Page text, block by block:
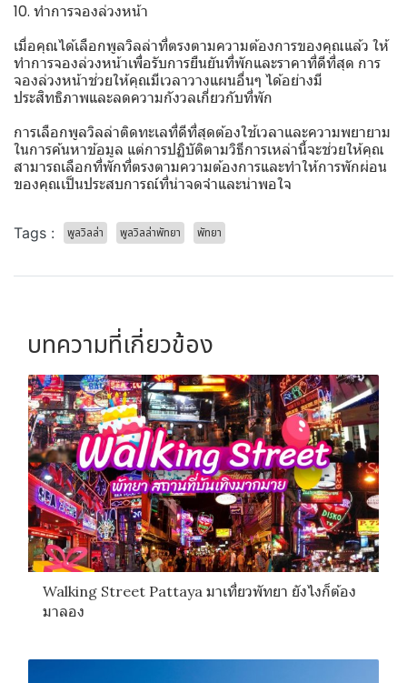
10. ทำการจองล่วงหน้า
เมื่อคุณได้เลือกพูลวิลล่าที่ตรงตามความต้องการของคุณแล้ว ให้
ทำการจองล่วงหน้าเพื่อรับการยืนยันที่พักและราคาที่ดีที่สุด การ
จองล่วงหน้าช่วยให้คุณมีเวลาวางแผนอื่นๆ ได้อย่างมี
ประสิทธิภาพและลดความกังวลเกี่ยวกับที่พัก
การเลือกพูลวิลล่าติดทะเลที่ดีที่สุดต้องใช้เวลาและความพยายาม
ในการค้นหาข้อมูล แต่การปฏิบัติตามวิธีการเหล่านี้จะช่วยให้คุณ
สามารถเลือกที่พักที่ตรงตามความต้องการและทำให้การพักผ่อน
ของคุณเป็นประสบการณ์ที่น่าจดจำและน่าพอใจ
Tags : พูลวิลล่า พูลวิลล่าพัทยา พัทยา
บทความที่เกี่ยวข้อง
Walking Street Pattaya มาเที่ยวพัทยา ยังไงก็ต้อง
มาลอง